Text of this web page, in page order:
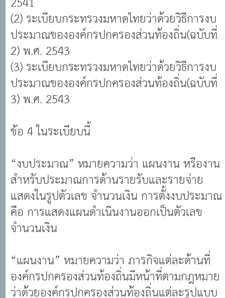
(2) ระเบียบกระทรวงมหาดไทยว่าด้วยวิธีการงบ
ประมาณขององค์กรปกครองส่วนท้องถิ่น(ฉบับที่
2) พ.ศ. 2543
(3) ระเบียบกระทรวงมหาดไทยว่าด้วยวิธีการงบ
ประมาณขององค์กรปกครองส่วนท้องถิ่น(ฉบับที่
3) พ.ศ. 2543
ข้อ 4 ในระเบียบนี้
“งบประมาณ” หมายความว่า แผนงาน หรืองาน
สำหรับประมาณการด้านรายรับและรายจ่าย
แสดงในรูปตัวเลข จำนวนเงิน การตั้งงบประมาณ
คือ การแสดงแผนดำเนินงานออกเป็นตัวเลข
จำนวนเงิน
“แผนงาน” หมายความว่า ภารกิจแต่ละด้านที่
องค์กรปกครองส่วนท้องถิ่นมีหน้าที่ตามกฎหมาย
ว่าด้วยองค์กรปกครองส่วนท้องถิ่นแต่ละรูปแบบ